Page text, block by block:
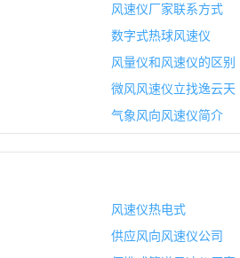
风速仪厂家联系方式
数字式热球风速仪
风量仪和风速仪的区别
微风风速仪立找逸云天
气象风向风速仪简介
风速仪热电式
供应风向风速仪公司